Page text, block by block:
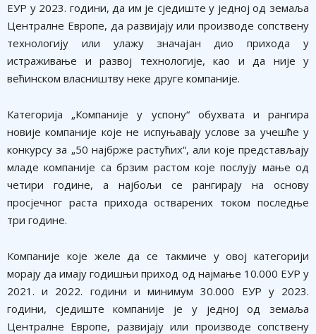
ЕУР у 2023. години, да им је сједиште у једној од земаља
Централне Европе, да развијају или производе сопствену
технологију или улажу значајан дио прихода у
истраживање и развој технологије, као и да није у
већинском власништву неке друге компаније.
Категорија „Компаније у успону“ обухвата и рангира
новије компаније које не испуњавају услове за учешће у
конкурсу за „50 најбрже растућих“, али које представљају
младе компаније са брзим растом које послују мање од
четири године, а најбољи се рангирају на основу
просјечног раста прихода остварених током последње
три године.
Компаније које желе да се такмиче у овој категорији
морају да имају годишњи приход од најмање 10.000 ЕУР у
2021. и 2022. години и минимум 30.000 ЕУР у 2023.
години, сједиште компаније је у једној од земаља
Централне Европе, развијају или производе сопствену